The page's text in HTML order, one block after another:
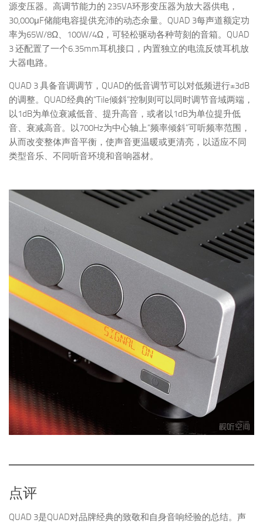
源变压器。高调节能力的 235VA环形变压器为放大器供电，
30,000μF储能电容提供充沛的动态余量。QUAD 3每声道额定功
率为65W/8Ω、100W/4Ω，可轻松驱动各种苛刻的音箱。QUAD
3 还配置了一个6.35mm耳机接口，内置独立的电流反馈耳机放
大器电路。
QUAD 3 具备音调调节，QUAD的低音调节可以对低频进行±3dB
的调整。QUAD经典的“Tile倾斜”控制则可以同时调节音域两端，
以1dB为单位衰减低音、提升高音，或者以1dB为单位提升低
音、衰减高音。以700Hz为中心轴上“频率倾斜”可听频率范围，
从而改变整体声音平衡，使声音更温暖或更清亮，以适应不同
类型音乐、不同听音环境和音响器材。
点评
QUAD 3是QUAD对品牌经典的致敬和自身音响经验的总结。声